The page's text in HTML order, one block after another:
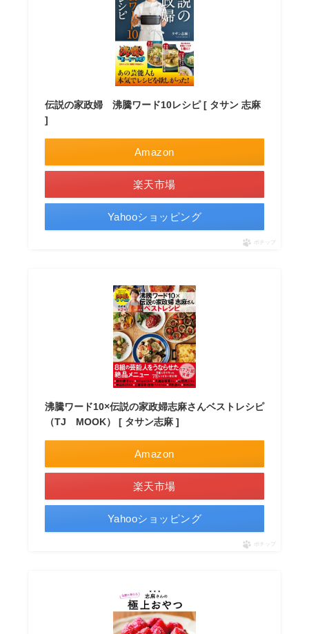
伝説の家政婦 沸騰ワード10レシピ [ タサン 志麻
]
Amazon
楽天市場
Yahooショッピング
ポチップ
沸騰ワード10×伝説の家政婦志麻さんベストレシピ
（TJ MOOK） [ タサン志麻 ]
Amazon
楽天市場
Yahooショッピング
ポチップ